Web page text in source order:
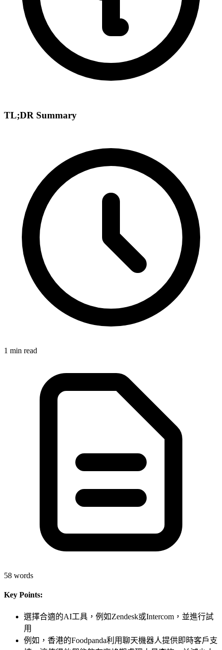
TL;DR Summary
1 min read
58 words
Key Points:
選擇合適的AI工具，例如Zendesk或Intercom，並進行試
用
例如，香港的Foodpanda利用聊天機器人提供即時客戶支